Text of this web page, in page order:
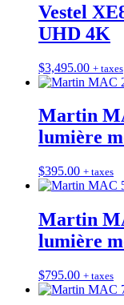
Vestel
UHD 4K
$3,495.00 + taxes
Martin
lumière
$395.00 + taxes
Martin
lumière
$795.00 + taxes